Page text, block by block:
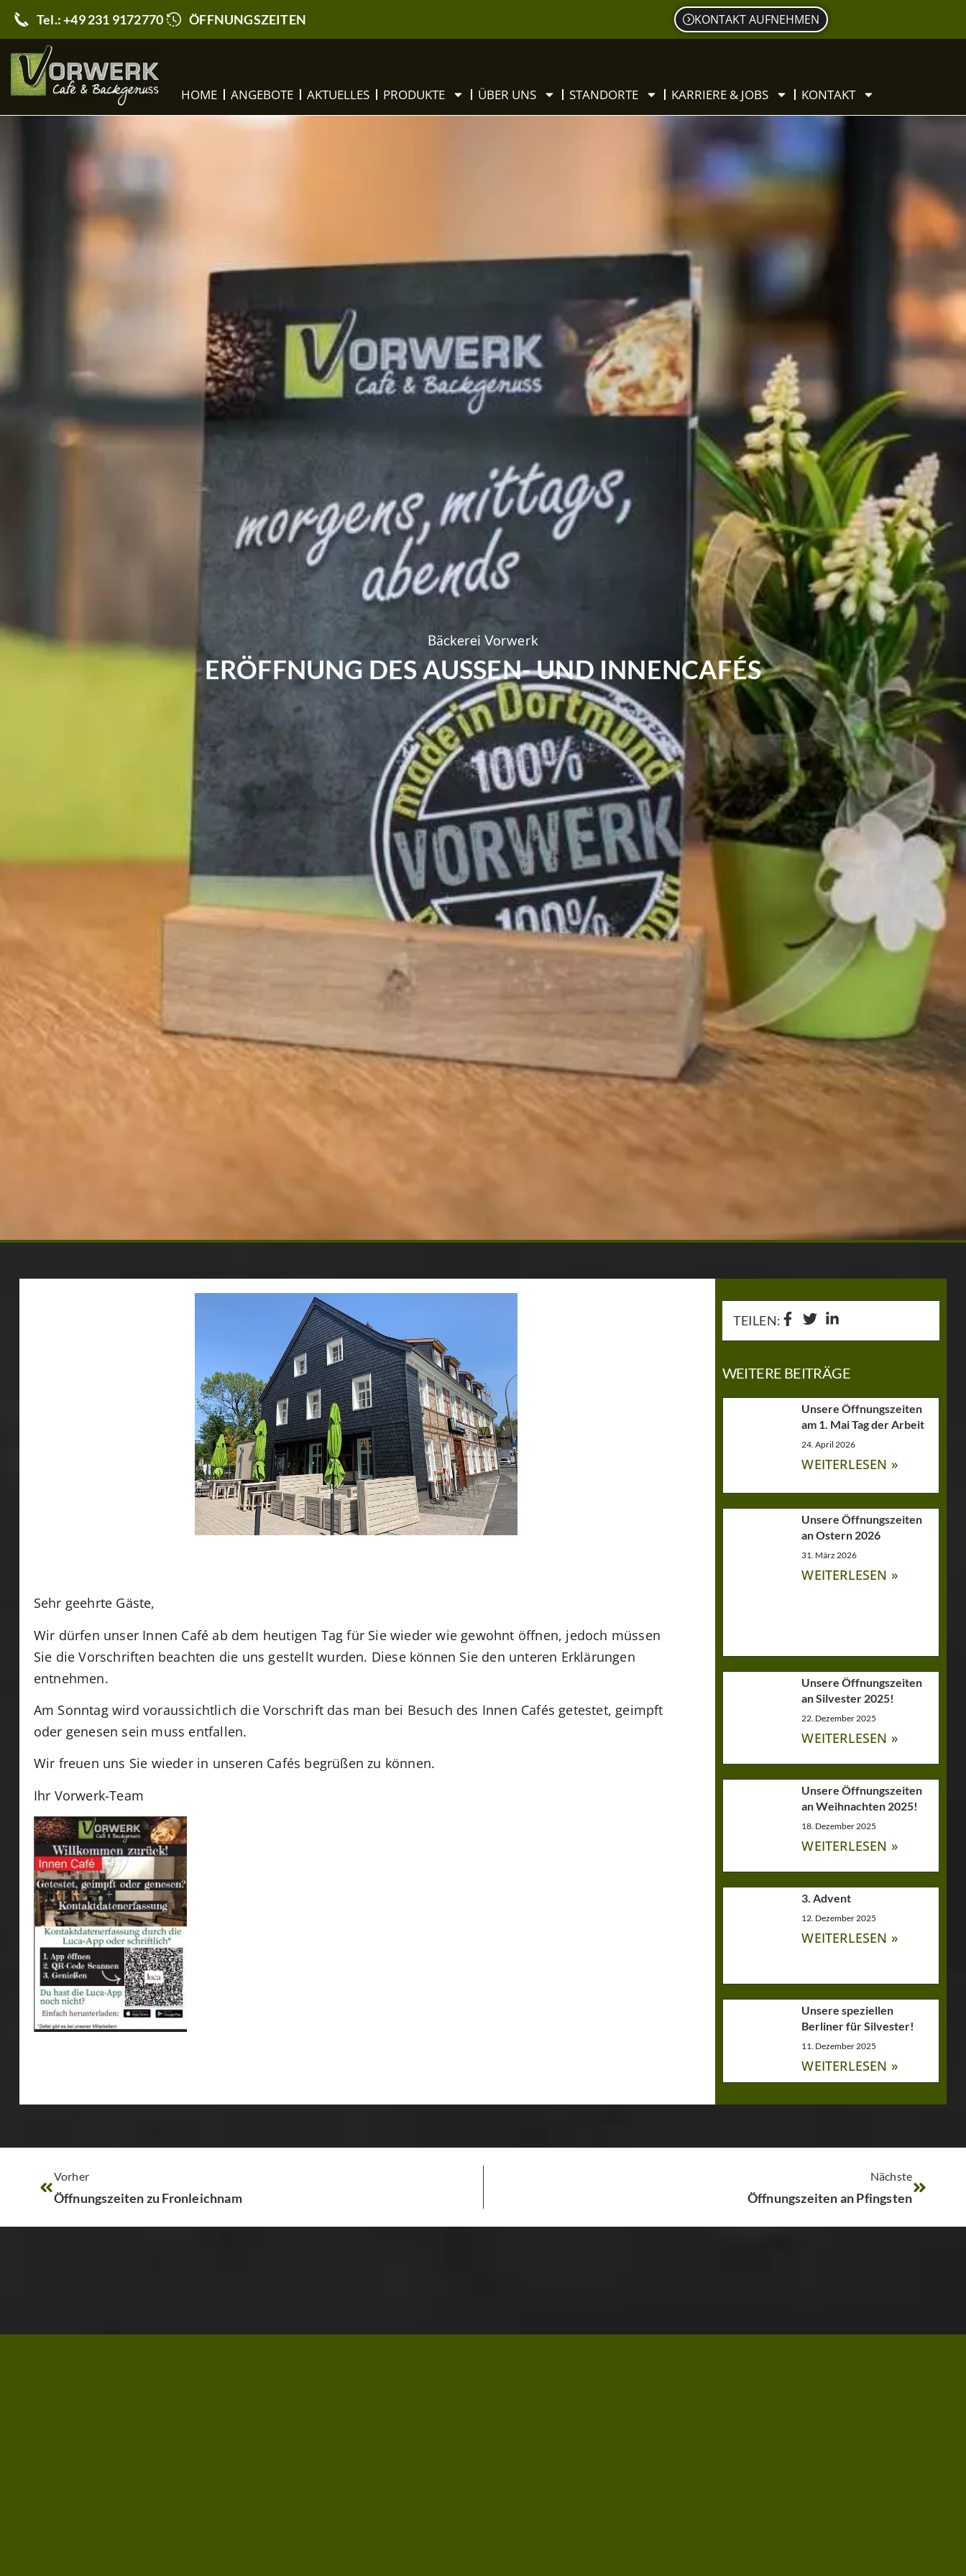
Tel.: +49 231 9172770 ÖFFNUNGSZEITEN KONTAKT AUFNEHMEN
HOME ANGEBOTE AKTUELLES PRODUKTE ÜBER UNS STANDORTE KARRIERE & JOBS KONTAKT
Bäckerei Vorwerk
ERÖFFNUNG DES AUSSEN- UND INNENCAFÉS
Sehr geehrte Gäste,
Wir dürfen unser Innen Café ab dem heutigen Tag für Sie wieder wie gewohnt öffnen, jedoch müssen
Sie die Vorschriften beachten die uns gestellt wurden. Diese können Sie den unteren Erklärungen
entnehmen.
Am Sonntag wird voraussichtlich die Vorschrift das man bei Besuch des Innen Cafés getestet, geimpft
oder genesen sein muss entfallen.
Wir freuen uns Sie wieder in unseren Cafés begrüßen zu können.
Ihr Vorwerk-Team
TEILEN:
WEITERE BEITRÄGE
Unsere Öffnungszeiten
am 1. Mai Tag der Arbeit
24. April 2026
WEITERLESEN »
Unsere Öffnungszeiten
an Ostern 2026
31. März 2026
WEITERLESEN »
Unsere Öffnungszeiten
an Silvester 2025!
22. Dezember 2025
WEITERLESEN »
Unsere Öffnungszeiten
an Weihnachten 2025!
18. Dezember 2025
WEITERLESEN »
3. Advent
12. Dezember 2025
WEITERLESEN »
Unsere speziellen
Berliner für Silvester!
11. Dezember 2025
WEITERLESEN »
Vorher
Öffnungszeiten zu Fronleichnam
Nächste
Öffnungszeiten an Pfingsten